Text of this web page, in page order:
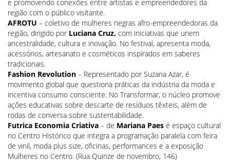
e promovendo conexões entre artistas e empreendedores da
região com o público visitante.
AFROTU – coletivo de mulheres negras afro-empreendedoras da
região, dirigido por Luciana Cruz, com iniciativas que unem
ancestralidade, cultura e inovação. No festival, apresenta moda,
acessórios, artesanato e cosméticos inspirados em saberes
tradicionais.
Fashion Revolution – Representado por Suzana Azar, é
movimento global que questiona práticas da indústria da moda e
incentiva consumo consciente. No Transformar, o núcleo promove
ações educativas sobre descarte de resíduos têxteis, além de
rodas de conversa sobre sustentabilidade.
Futrica Economia Criativa – de Mariana Paes é espaço cultural
no Centro Histórico que integra a programação paralela com feira
de vinil, moda plus size, oficinas, performances e a exposição
Mulheres no Centro. (Rua Quinze de novembro, 146)